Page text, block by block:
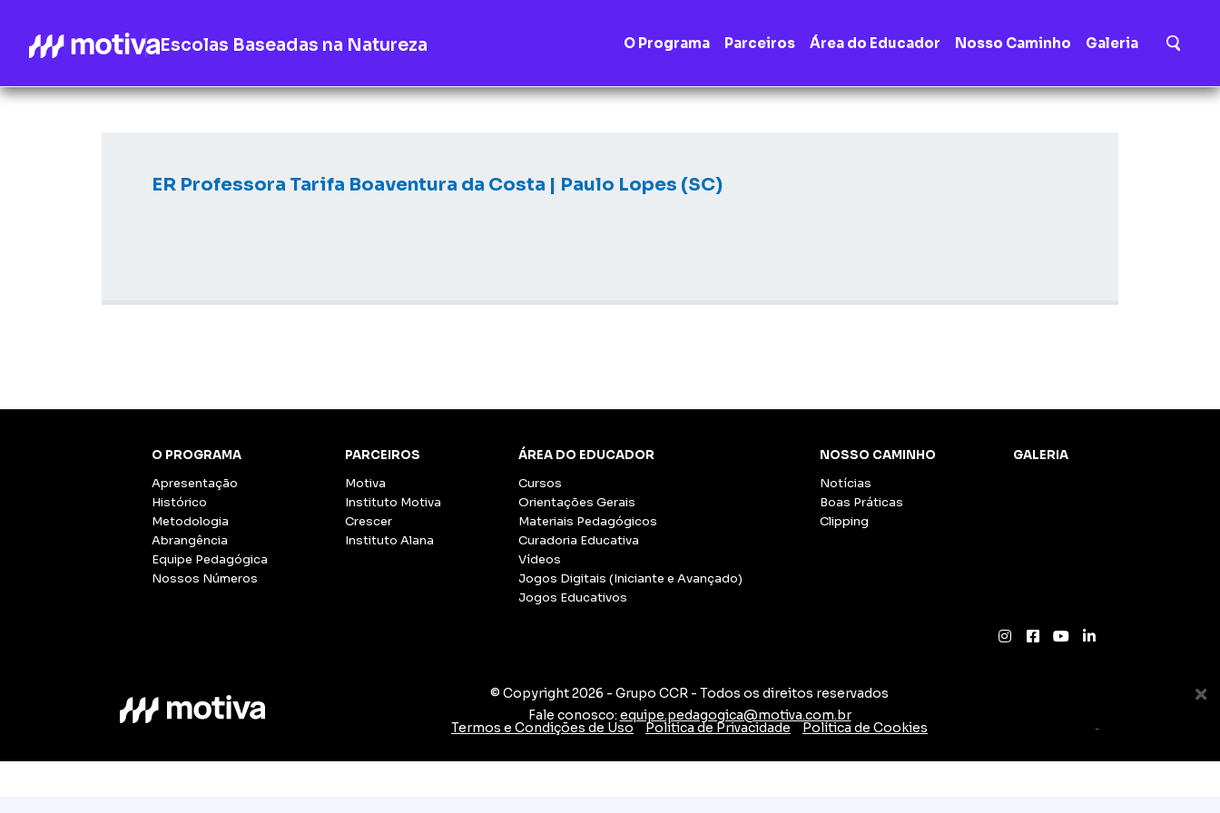
Escolas Baseadas na Natureza O Programa Parceiros Área do Educador Nosso Caminho Galeria
ER Professora Tarifa Boaventura da Costa | Paulo Lopes (SC)
O PROGRAMA
Apresentação
Histórico
Metodologia
Abrangência
Equipe Pedagógica
Nossos Números
PARCEIROS
Motiva
Instituto Motiva
Crescer
Instituto Alana
ÁREA DO EDUCADOR
Cursos
Orientações Gerais
Materiais Pedagógicos
Curadoria Educativa
Vídeos
Jogos Digitais (Iniciante e Avançado)
Jogos Educativos
NOSSO CAMINHO
Notícias
Boas Práticas
Clipping
GALERIA
© Copyright 2026 - Grupo CCR - Todos os direitos reservados
Fale conosco: equipe.pedagogica@motiva.com.br
Termos e Condições de Uso Política de Privacidade Política de Cookies